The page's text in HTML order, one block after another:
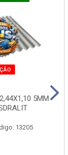
5MM
13205